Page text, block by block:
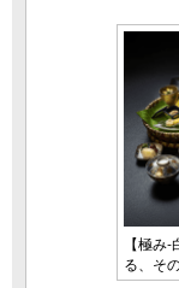
【極み
る、そ